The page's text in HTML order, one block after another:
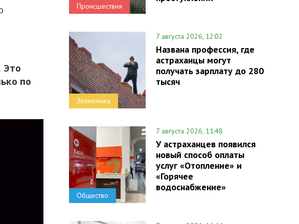
Это
по
Происшествия
Экономика
7 августа 2026, 12:02
Названа профессия, где
астраханцы могут
получать зарплату до 280
тысяч
Общество
7 августа 2026, 11:48
У астраханцев появился
новый способ оплаты
услуг «Отопление» и
«Горячее
водоснабжение»